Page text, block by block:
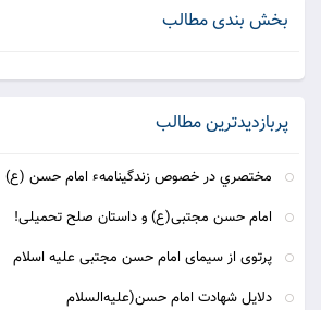
بخش بندی مطالب
پربازدیدترین مطالب
مختصري در خصوص زندگينامهء امام حسن (ع)
امام حسن مجتبی(ع) و داستان صلح تحمیلی!
پرتوی از سیمای امام حسن مجتبی علیه اسلام
دلایل شهادت امام حسن(علیه‌السلام